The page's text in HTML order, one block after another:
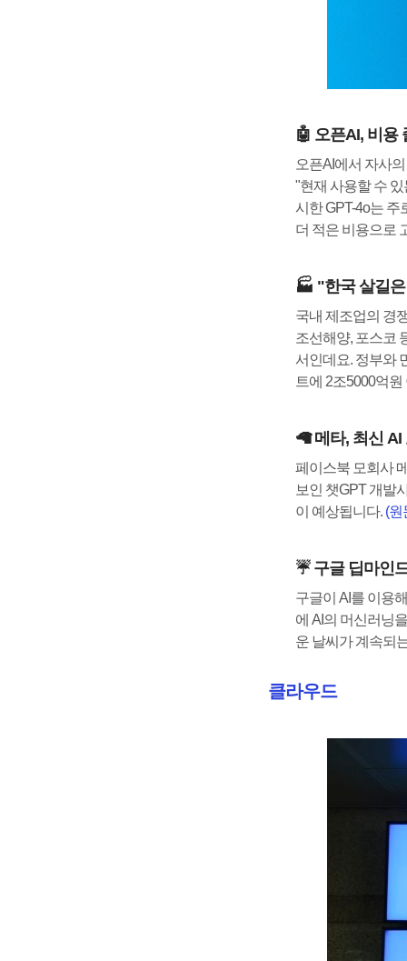
🤖 오픈AI, 비용
오픈AI에서 자사
"현재 사용할 수
시한 GPT-4o는 주
더 적은 비용으로
🏭 "한국 살길
국내 제조업의 경
조선해양, 포스코
서인데요. 정부와
트에 2조5000억
🦙 메타, 최신
페이스북 모회사
보인 챗GPT 개발
이 예상됩니다. (원
☔ 구글 딥마인
구글이 AI를 이용
에 AI의 머신러닝
운 날씨가 계속되
클라우드